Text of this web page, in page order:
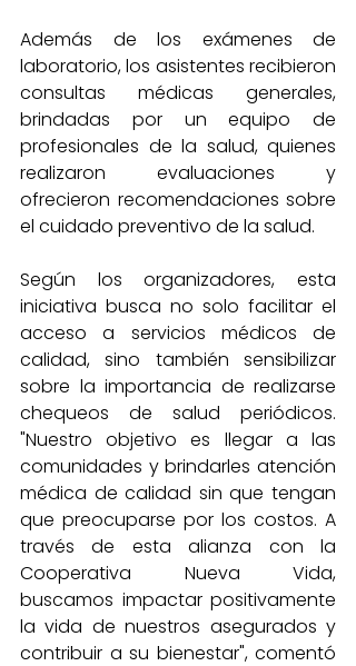
Además de los exámenes de
laboratorio, los asistentes recibieron
consultas médicas generales,
brindadas por un equipo de
profesionales de la salud, quienes
realizaron evaluaciones y
ofrecieron recomendaciones sobre
el cuidado preventivo de la salud.
Según los organizadores, esta
iniciativa busca no solo facilitar el
acceso a servicios médicos de
calidad, sino también sensibilizar
sobre la importancia de realizarse
chequeos de salud periódicos.
"Nuestro objetivo es llegar a las
comunidades y brindarles atención
médica de calidad sin que tengan
que preocuparse por los costos. A
través de esta alianza con la
Cooperativa Nueva Vida,
buscamos impactar positivamente
la vida de nuestros asegurados y
contribuir a su bienestar", comentó